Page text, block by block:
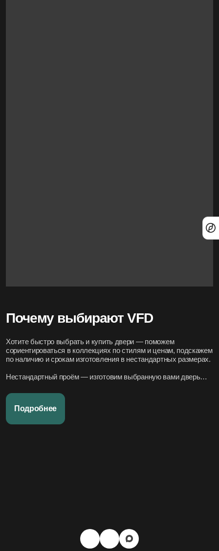
Почему выбирают VFD
Хотите быстро выбрать и купить двери — поможем
сориентироваться в коллекциях по стилям и ценам, подскажем
по наличию и срокам изготовления в нестандартных размерах.
Нестандартный проём — изготовим выбранную вами дверь
подходящие модели по дизайн-проекту или по фото.
Подробнее